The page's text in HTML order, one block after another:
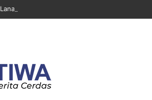
Lanal Sangatta Gelar Khitan Massal Gratis di